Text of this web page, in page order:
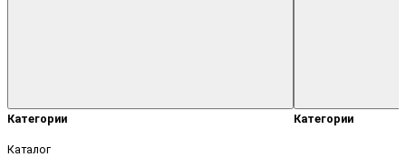
Категории Категории
Каталог